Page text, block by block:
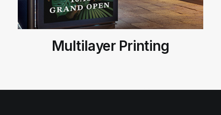
Floor Graphics